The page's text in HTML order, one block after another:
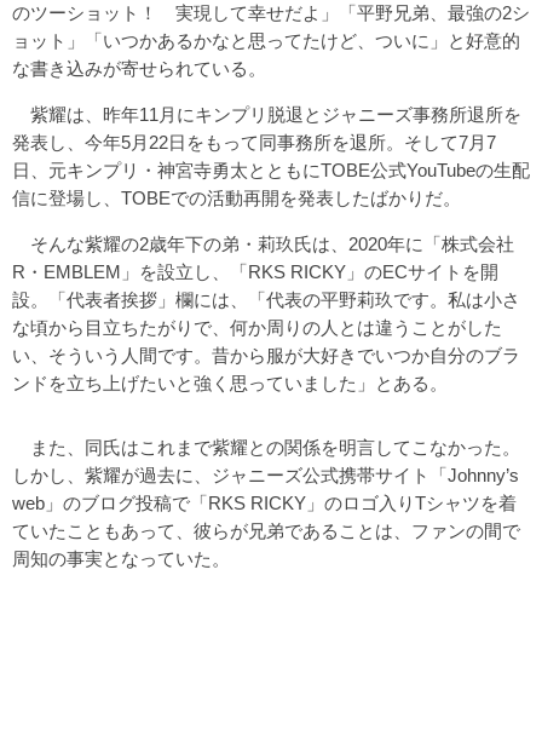
のツーショット！ 実現して幸せだよ」「平野兄弟、最強の2シ
ョット」「いつかあるかなと思ってたけど、ついに」と好意的
な書き込みが寄せられている。
紫耀は、昨年11月にキンプリ脱退とジャニーズ事務所退所を
発表し、今年5月22日をもって同事務所を退所。そして7月7
日、元キンプリ・神宮寺勇太とともにTOBE公式YouTubeの生配
信に登場し、TOBEでの活動再開を発表したばかりだ。
そんな紫耀の2歳年下の弟・莉玖氏は、2020年に「株式会社
R・EMBLEM」を設立し、「RKS RICKY」のECサイトを開
設。「代表者挨拶」欄には、「代表の平野莉玖です。私は小さ
な頃から目立ちたがりで、何か周りの人とは違うことがした
い、そういう人間です。昔から服が大好きでいつか自分のブラ
ンドを立ち上げたいと強く思っていました」とある。
また、同氏はこれまで紫耀との関係を明言してこなかった。
しかし、紫耀が過去に、ジャニーズ公式携帯サイト「Johnny’s
web」のブログ投稿で「RKS RICKY」のロゴ入りTシャツを着
ていたこともあって、彼らが兄弟であることは、ファンの間で
周知の事実となっていた。